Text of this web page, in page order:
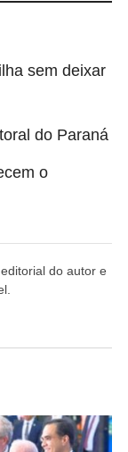
sem deixar
do Paraná
o
do autor e